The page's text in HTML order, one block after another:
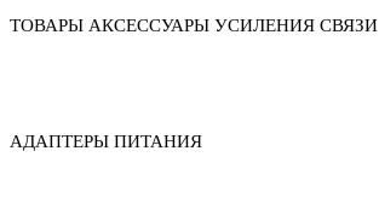
ТОВАРЫ АКСЕССУАРЫ УСИЛЕНИЯ СВЯЗИ
АДАПТЕРЫ ПИТАНИЯ